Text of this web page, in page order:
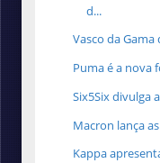
d...
Vasco da
Puma é a nova
Six5Six divulga
Macron lança
Kappa